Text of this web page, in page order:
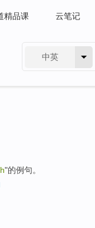
精品课 云笔记
中英
"的例句。